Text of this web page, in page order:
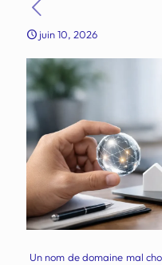
juin 10, 2026
Un nom de domaine mal